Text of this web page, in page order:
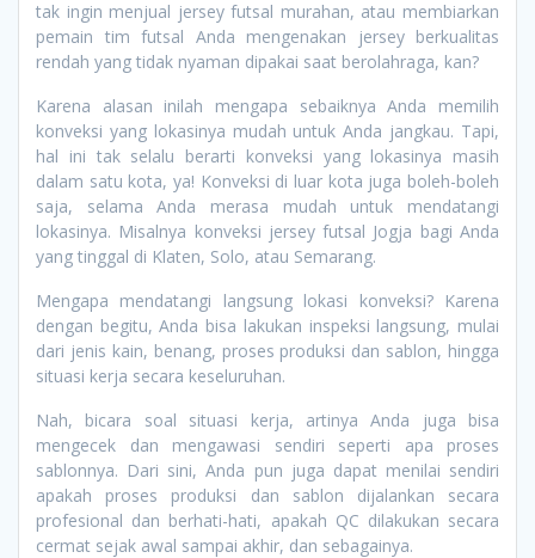
tak ingin menjual jersey futsal murahan, atau membiarkan
pemain tim futsal Anda mengenakan jersey berkualitas
rendah yang tidak nyaman dipakai saat berolahraga, kan?
Karena alasan inilah mengapa sebaiknya Anda memilih
konveksi yang lokasinya mudah untuk Anda jangkau. Tapi,
hal ini tak selalu berarti konveksi yang lokasinya masih
dalam satu kota, ya! Konveksi di luar kota juga boleh-boleh
saja, selama Anda merasa mudah untuk mendatangi
lokasinya. Misalnya konveksi jersey futsal Jogja bagi Anda
yang tinggal di Klaten, Solo, atau Semarang.
Mengapa mendatangi langsung lokasi konveksi? Karena
dengan begitu, Anda bisa lakukan inspeksi langsung, mulai
dari jenis kain, benang, proses produksi dan sablon, hingga
situasi kerja secara keseluruhan.
Nah, bicara soal situasi kerja, artinya Anda juga bisa
mengecek dan mengawasi sendiri seperti apa proses
sablonnya. Dari sini, Anda pun juga dapat menilai sendiri
apakah proses produksi dan sablon dijalankan secara
profesional dan berhati-hati, apakah QC dilakukan secara
cermat sejak awal sampai akhir, dan sebagainya.